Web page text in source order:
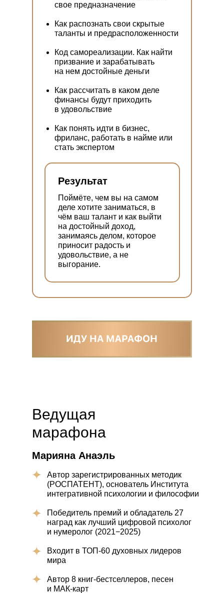
Поймёте, чем вы на самом
деле хотите заниматься, в
чём ваш талант и как выйти
на достойный доход,
занимаясь делом, которое
приносит радость и
удовольствие, а не
выгорание.
Результат
свое предназначение
Как распознать свои скрытые
таланты и предрасположенности
Код самореализации. Как найти
призвание и зарабатывать
на нем достойные деньги
Как рассчитать в каком деле
финансы будут приходить
в удовольствие
Как понять идти в бизнес,
фриланс, работать в найме или
стать экспертом
Марияна Анаэль
Автор зарегистрированных методик
(РОСПАТЕНТ), основатель Института
интегративной психологии и философии
Победитель премий и обладатель 27
наград как лучший цифровой психолог
и нумеролог (2021−2025)
Входит в ТОП-60 духовных лидеров
мира
Автор 8 книг-бестселлеров, песен
и МАК-карт
Ведущая
марафона